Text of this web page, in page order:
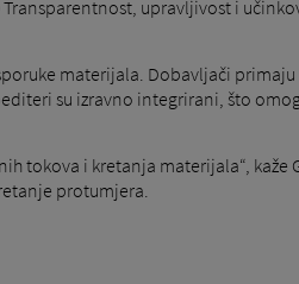
upravljivost i
materijala. Dobavljači
su izravno integrirani, što
tokova i kretanja materijala“,
protumjera.